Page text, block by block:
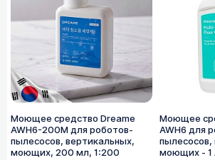
Моющее средство Dreame
AWH6-200M для роботов-
пылесосов, вертикальных,
моющих, 200 мл, 1:200
Моющее
AWH6 для
пылесосов,
моющих - 1